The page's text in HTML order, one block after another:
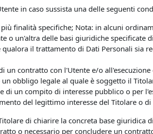
in caso sussista una delle seguenti
finalità specifiche; Nota: in alcuni
o un'altra delle basi giuridiche
il trattamento di Dati Personali sia
un contratto con l'Utente e/o
obbligo legale al quale è soggetto il
di un compito di interesse pubblico o per
del legittimo interesse del Titolare o di
di chiarire la concreta base
o necessario per concludere un